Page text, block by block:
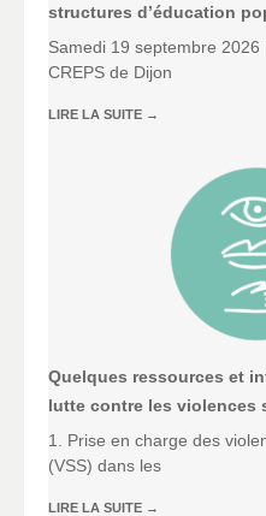
structures d’éducation
Samedi 19 septembre
CREPS de Dijon
LIRE LA SUITE →
Quelques ressources et
lutte contre les violences
1. Prise en charge des
(VSS) dans les
LIRE LA SUITE →